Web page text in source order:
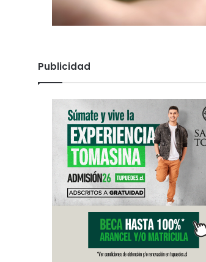
Publicidad